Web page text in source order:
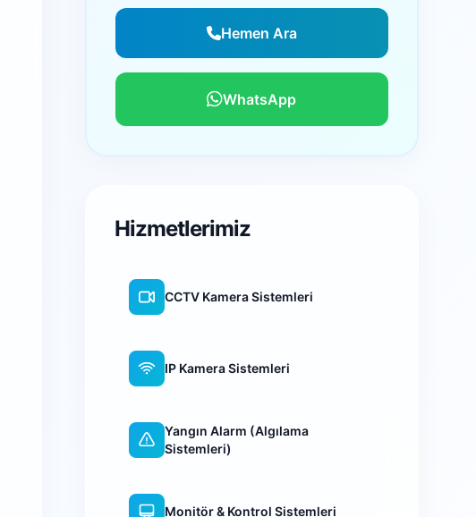
Hemen Ara
WhatsApp
Hizmetlerimiz
CCTV Kamera Sistemleri
IP Kamera Sistemleri
Yangın Alarm (Algılama
Sistemleri)
Monitör & Kontrol Sistemleri